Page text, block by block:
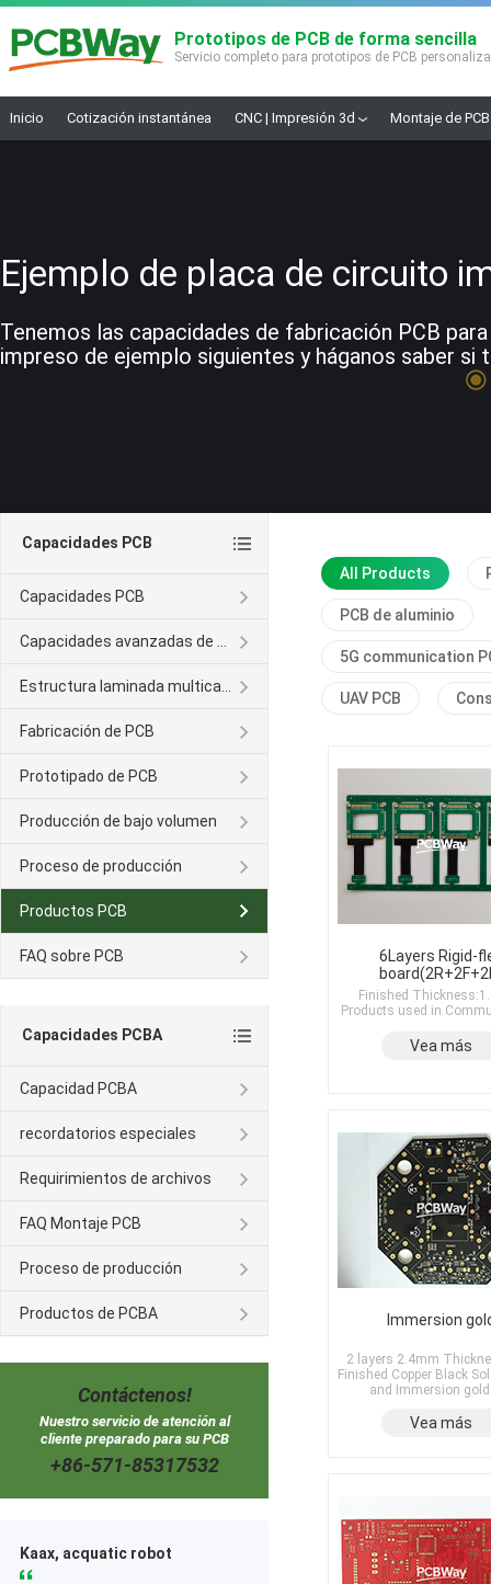
Prototipos de PCB de forma sencilla
Servicio completo para prototipos de PCB
Inicio Cotización instantánea CNC | Impresión 3d Montaje de
Ejemplo de placa de circuito
Tenemos las capacidades de fabricación PCB
impreso de ejemplo siguientes y háganos saber
All Products
PCB de aluminio
5G communication
UAV PCB
6Layers Rigid-
Finished
Products used in
Vea más
Immersion
2 layers 2.4mm
Finished Copper Black
and Immersion gold
Vea más
Capacidades PCB
Capacidades PCB
Fabricación de PCB
Prototipado de PCB
Producción de bajo volumen
Proceso de producción
Productos PCB
FAQ sobre PCB
Capacidades PCBA
Capacidad PCBA
recordatorios especiales
Requirimientos de archivos
FAQ Montaje PCB
Proceso de producción
Productos de PCBA
Contáctenos!
Nuestro servicio de atención al
cliente preparado para su PCB
+86-571-85317532
Kaax, acquatic robot